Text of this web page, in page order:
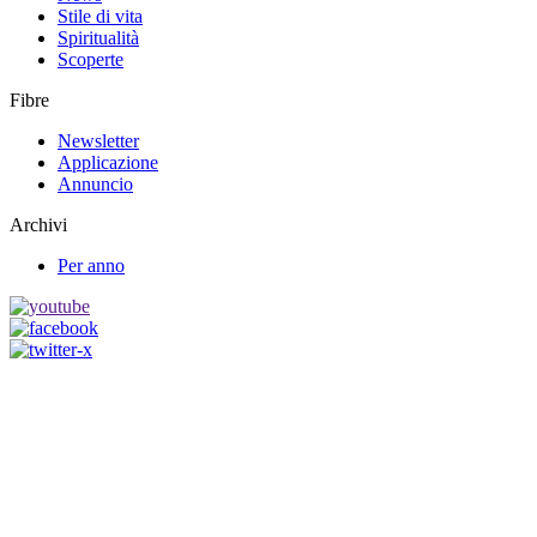
Stile di vita
Spiritualità
Scoperte
Fibre
Newsletter
Applicazione
Annuncio
Archivi
Per anno